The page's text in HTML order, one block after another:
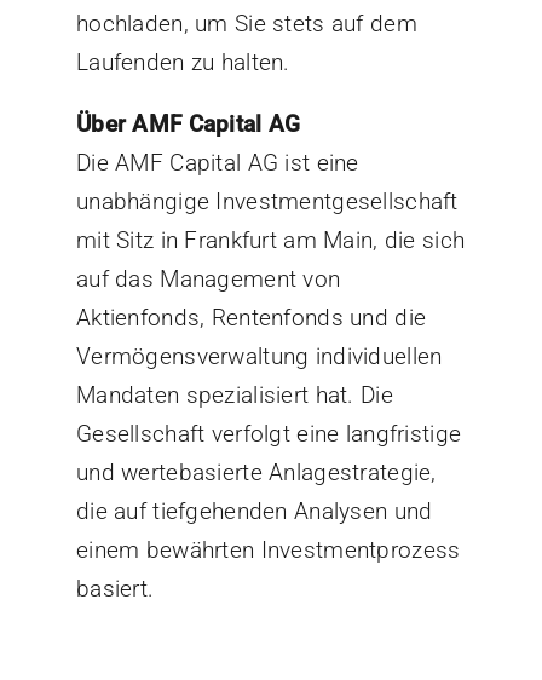
hochladen, um Sie stets auf dem
Laufenden zu halten.
Über AMF Capital AG
Die AMF Capital AG ist eine
unabhängige Investmentgesellschaft
mit Sitz in Frankfurt am Main, die sich
auf das Management von
Aktienfonds, Rentenfonds und die
Vermögensverwaltung individuellen
Mandaten spezialisiert hat. Die
Gesellschaft verfolgt eine langfristige
und wertebasierte Anlagestrategie,
die auf tiefgehenden Analysen und
einem bewährten Investmentprozess
basiert.